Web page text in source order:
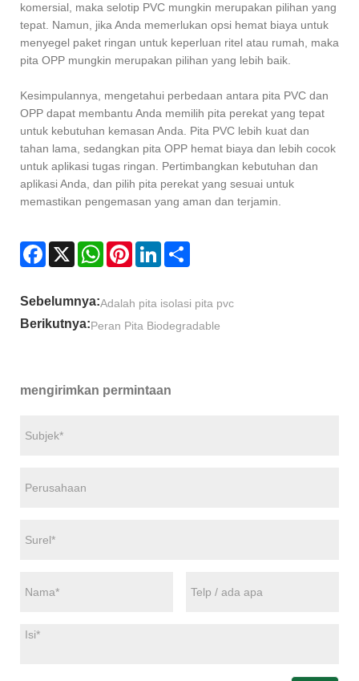
komersial, maka selotip PVC mungkin merupakan pilihan yang
tepat. Namun, jika Anda memerlukan opsi hemat biaya untuk
menyegel paket ringan untuk keperluan ritel atau rumah, maka
pita OPP mungkin merupakan pilihan yang lebih baik.
Kesimpulannya, mengetahui perbedaan antara pita PVC dan
OPP dapat membantu Anda memilih pita perekat yang tepat
untuk kebutuhan kemasan Anda. Pita PVC lebih kuat dan
tahan lama, sedangkan pita OPP hemat biaya dan lebih cocok
untuk aplikasi tugas ringan. Pertimbangkan kebutuhan dan
aplikasi Anda, dan pilih pita perekat yang sesuai untuk
memastikan pengemasan yang aman dan terjamin.
Facebook
X WhatsAppPinterestLinkedIn
Sebelumnya:Adalah pita isolasi pita pvc
Berikutnya:Peran Pita Biodegradable
mengirimkan permintaan